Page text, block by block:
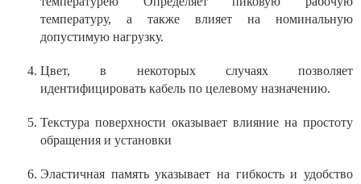
температуру, а также влияет на номинальную
допустимую нагрузку.
Цвет, в некоторых случаях позволяет
идентифицировать кабель по целевому назначению.
Текстура поверхности оказывает влияние на простоту
обращения и установки
Эластичная память указывает на гибкость и удобство